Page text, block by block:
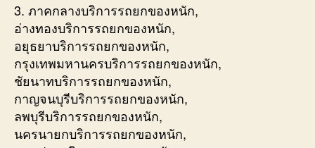
3. ภาคกลางบริการรถยกของหนัก,
อ่างทองบริการรถยกของหนัก,
อยุธยาบริการรถยกของหนัก,
กรุงเทพมหานครบริการรถยกของหนัก,
ชัยนาทบริการรถยกของหนัก,
กาญจนบุรีบริการรถยกของหนัก,
ลพบุรีบริการรถยกของหนัก,
นครนายกบริการรถยกของหนัก,